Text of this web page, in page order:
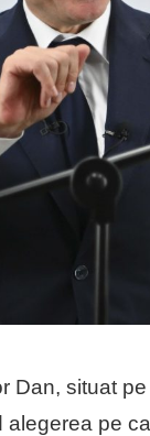
Dan, situat
pe